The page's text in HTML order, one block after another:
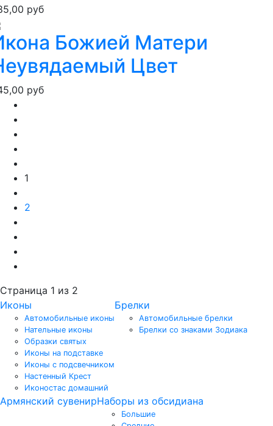
руб
Божией Матери
Цвет
руб
1
2
Страница 1 из 2
Иконы
Автомобильные иконы
Нательные иконы
Образки святых
Иконы на подставке
Иконы с подсвечником
Настенный Крест
Иконостас домашний
Брелки
Автомобильные брелки
Брелки со знаками Зодиака
Армянский сувенирНаборы из обсидиана
Большие